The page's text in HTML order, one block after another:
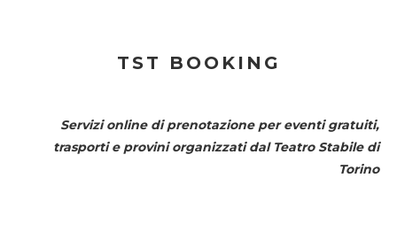
TST BOOKING
Servizi online di prenotazione per eventi gratuiti,
trasporti e provini organizzati dal Teatro Stabile di
Torino